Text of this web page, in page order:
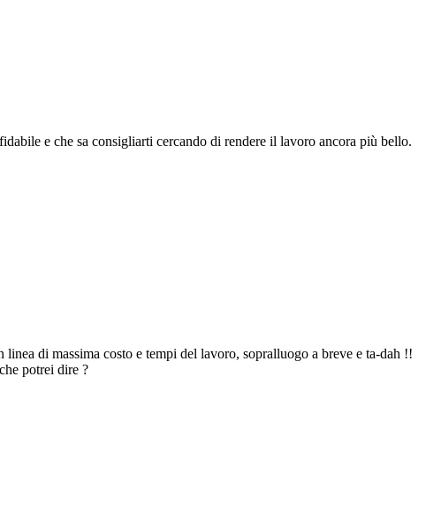
e che sa consigliarti cercando di rendere il lavoro ancora più bello.
di massima costo e tempi del lavoro, sopralluogo a breve e ta-dah !!
potrei dire ?